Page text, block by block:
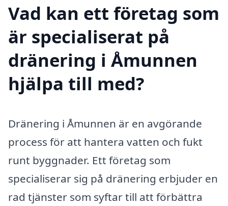
Vad kan ett företag som
är specialiserat på
dränering i Åmunnen
hjälpa till med?
Dränering i Åmunnen är en avgörande
process för att hantera vatten och fukt
runt byggnader. Ett företag som
specialiserar sig på dränering erbjuder en
rad tjänster som syftar till att förbättra